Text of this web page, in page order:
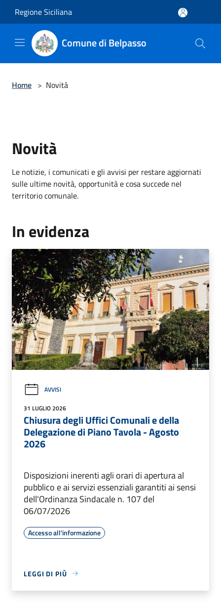
Regione Siciliana
Comune di Belpasso
Home > Novità
Novità
Le notizie, i comunicati e gli avvisi per restare aggiornati
sulle ultime novità, opportunità e cosa succede nel
territorio comunale.
In evidenza
AVVISI
31 LUGLIO 2026
Chiusura degli Uffici Comunali e della
Delegazione di Piano Tavola - Agosto
2026
Disposizioni inerenti agli orari di apertura al
pubblico e ai servizi essenziali garantiti ai sensi
dell'Ordinanza Sindacale n. 107 del
06/07/2026
Accesso all'informazione
LEGGI DI PIÙ